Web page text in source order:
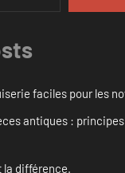
faciles pour les
antiques :
la différence.